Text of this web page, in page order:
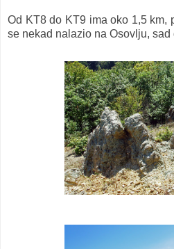
Od KT8 do KT9 ima oko 1,5 km,
se nekad nalazio na Osovlju, sad